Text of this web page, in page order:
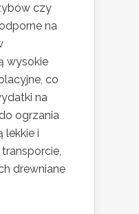
czy
na
wysokie
co
na
ogrzania
lekkie i
drewniane